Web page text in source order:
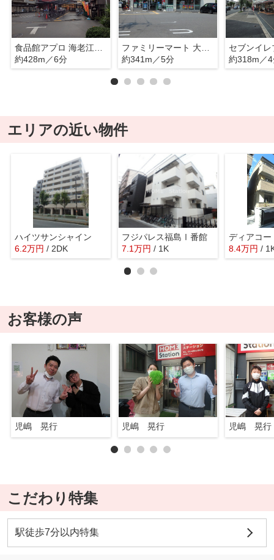
約428m／6分
ファミリーマート 大開三丁目店
約341m／5分
約318m／
エリアの近い物件
ハイツサンシャイン
6.2万円 / 2DK
フジパレス福島Ⅰ番館
7.1万円 / 1K
ディアコー
8.4万円 /
お客様の声
児嶋 晃行 児嶋 晃行 児嶋 晃行
こだわり特集
駅徒歩7分以内特集